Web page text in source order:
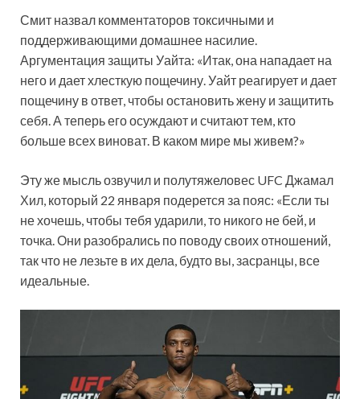
Смит назвал комментаторов токсичными и
поддерживающими домашнее насилие.
Аргументация защиты Уайта: «Итак, она нападает на
него и дает хлесткую пощечину. Уайт реагирует и дает
пощечину в ответ, чтобы остановить жену и защитить
себя. А теперь его осуждают и считают тем, кто
больше всех виноват. В каком мире мы живем?»
Эту же мысль озвучил и полутяжеловес UFC Джамал
Хил, который 22 января подерется за пояс: «Если ты
не хочешь, чтобы тебя ударили, то никого не бей, и
точка. Они разобрались по поводу своих отношений,
так что не лезьте в их дела, будто вы, засранцы, все
идеальные.